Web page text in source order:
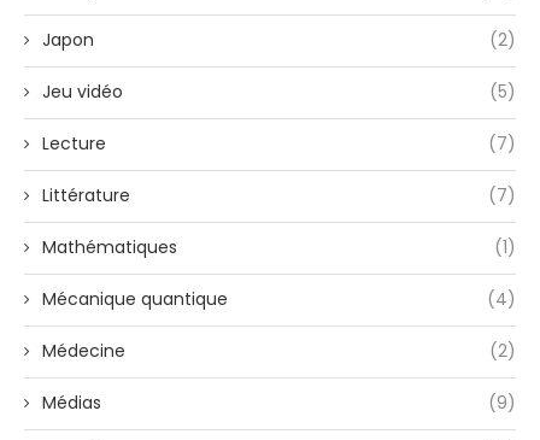
Japon (2)
Jeu vidéo (5)
Lecture (7)
Littérature (7)
Mathématiques (1)
Mécanique quantique (4)
Médecine (2)
Médias (9)